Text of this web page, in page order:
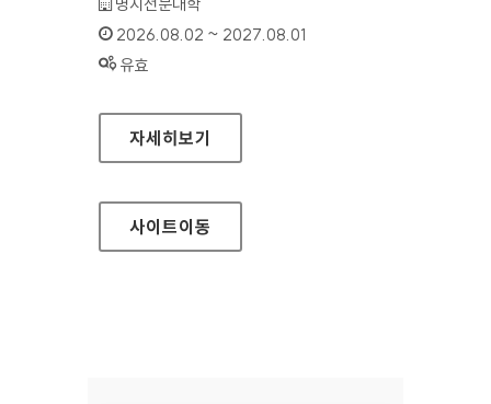
인증기간 :
2026.08.02 ~ 2027.08.01
상태 :
유효
명지전문대학
자세히보기
사이트이동